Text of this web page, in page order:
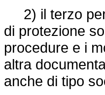
2) il terzo
di protezione
procedure e i
altra
anche di tipo